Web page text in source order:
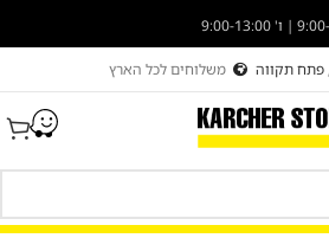
משלוחים לכל הארץ